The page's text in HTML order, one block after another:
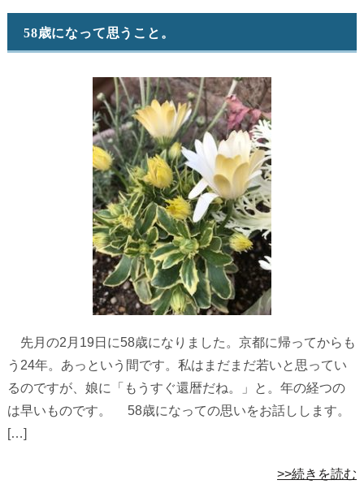
58歳になって思うこと。
先月の2月19日に58歳になりました。京都に帰ってからも
う24年。あっという間です。私はまだまだ若いと思ってい
るのですが、娘に「もうすぐ還暦だね。」と。年の経つの
は早いものです。 58歳になっての思いをお話しします。
[…]
>>続きを読む